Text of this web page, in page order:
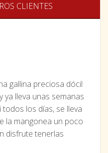
CLIENTES
gallina preciosa dócil
lleva unas semanas
los días, se lleva
la mangonea un poco
disfrute tenerlas